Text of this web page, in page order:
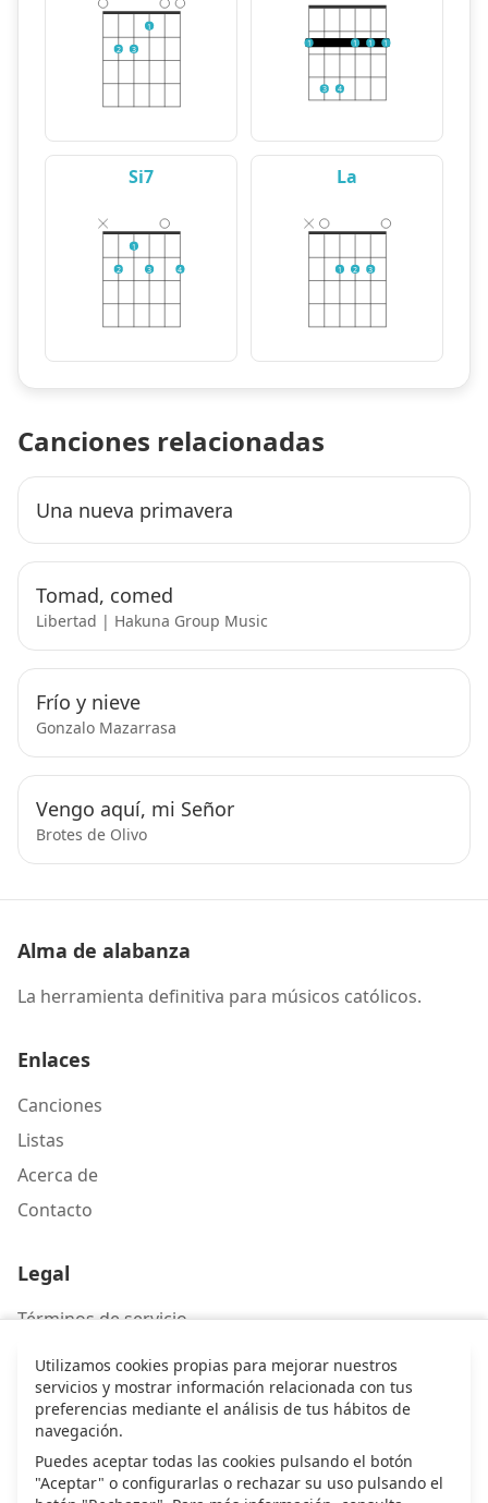
2 3
1
1
3 4
1 1 1
Si7
2
1
3 4
La
1 2 3
Canciones relacionadas
Una nueva primavera
Tomad, comed
Libertad | Hakuna Group Music
Frío y nieve
Gonzalo Mazarrasa
Vengo aquí, mi Señor
Brotes de Olivo
Alma de alabanza
La herramienta definitiva para músicos católicos.
Enlaces
Canciones
Listas
Acerca de
Contacto
Legal
Términos de servicio
Política de privacidad
Contacto
Escríbenos
Utilizamos cookies propias para mejorar nuestros
servicios y mostrar información relacionada con tus
preferencias mediante el análisis de tus hábitos de
navegación.
Puedes aceptar todas las cookies pulsando el botón
"Aceptar" o configurarlas o rechazar su uso pulsando el